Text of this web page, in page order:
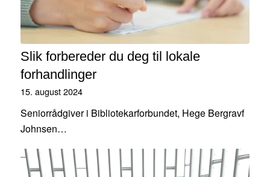
Slik forbereder du deg til lokale
forhandlinger
15. august 2024
Seniorrådgiver i Bibliotekarforbundet, Hege Bergravf
Johnsen…